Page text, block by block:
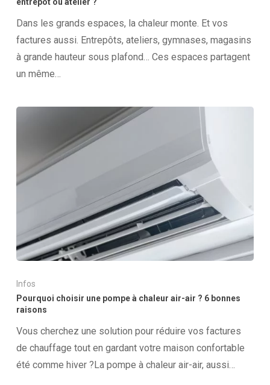
entrepôt ou atelier ?
Dans les grands espaces, la chaleur monte. Et vos
factures aussi. Entrepôts, ateliers, gymnases, magasins
à grande hauteur sous plafond… Ces espaces partagent
un même…
Infos
Pourquoi choisir une pompe à chaleur air-air ? 6 bonnes
raisons
Vous cherchez une solution pour réduire vos factures
de chauffage tout en gardant votre maison confortable
été comme hiver ?La pompe à chaleur air-air, aussi…